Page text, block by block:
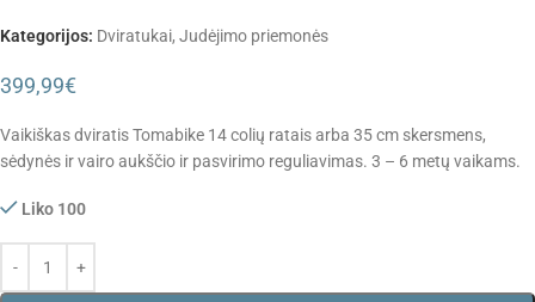
Kategorijos: Dviratukai, Judėjimo priemonės
399,99€
Vaikiškas dviratis Tomabike 14 colių ratais arba 35 cm skersmens,
sėdynės ir vairo aukščio ir pasvirimo reguliavimas. 3 – 6 metų vaikams.
Liko 100